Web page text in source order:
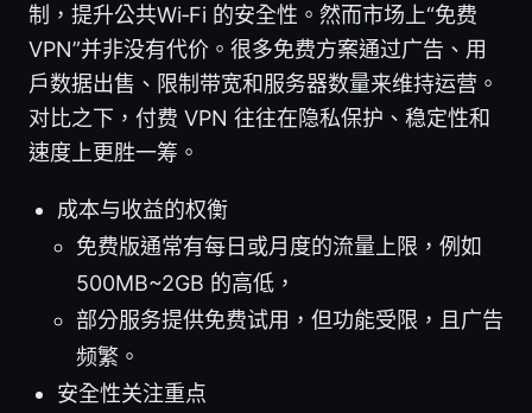
制，提升公共Wi‑Fi 的安全性。然而市场上“免费
VPN”并非没有代价。很多免费方案通过广告、用
户数据出售、限制带宽和服务器数量来维持运营。
对比之下，付费 VPN 往往在隐私保护、稳定性和
速度上更胜一筹。
成本与收益的权衡
免费版通常有每日或月度的流量上限，例如
500MB~2GB 的高低，
部分服务提供免费试用，但功能受限，且广告
频繁。
安全性关注重点